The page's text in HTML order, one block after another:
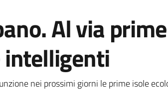
Al via
intelligenti
notizia
nei prossimi giorni le prime isole